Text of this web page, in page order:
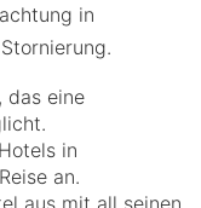
in
das eine
in
an.
aus mit all seinen